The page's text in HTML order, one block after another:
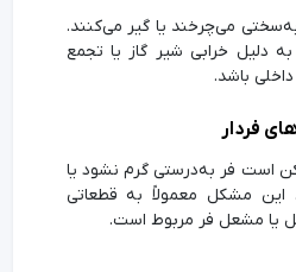
می‌چرخند یا گیر می‌کنند.
خرابی شیر گاز یا تجمع
باشد.
است فر به‌درستی گرم نشود یا
مشکل معمولاً به قطعاتی
یا مشعل فر مربوط است.